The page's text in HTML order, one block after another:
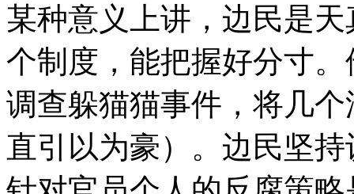
某种意义上讲，边民是
个制度，能把握好分寸
调查躲猫猫事件，将几
直引以为豪）。边民坚